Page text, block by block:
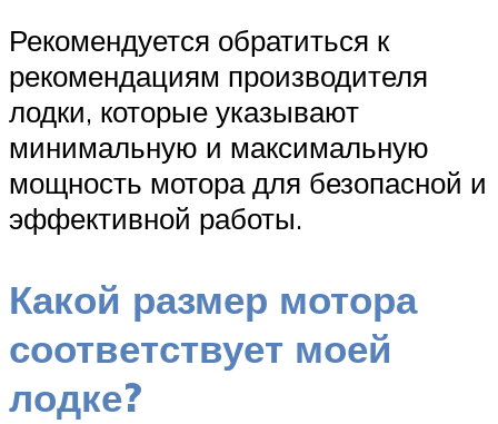
Рекомендуется обратиться к
рекомендациям производителя
лодки, которые указывают
минимальную и максимальную
мощность мотора для безопасной и
эффективной работы.
Какой размер мотора
соответствует моей
лодке?